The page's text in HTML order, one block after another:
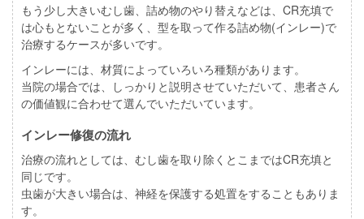
もう少し大きいむし歯、詰め物のやり替えなどは、CR充填で
は心もとないことが多く、型を取って作る詰め物(インレー)で
治療するケースが多いです。
インレーには、材質によっていろいろ種類があります。
当院の場合では、しっかりと説明させていただいて、患者さん
の価値観に合わせて選んでいただいています。
インレー修復の流れ
治療の流れとしては、むし歯を取り除くとこまではCR充填と
同じです。
虫歯が大きい場合は、神経を保護する処置をすることもありま
す。